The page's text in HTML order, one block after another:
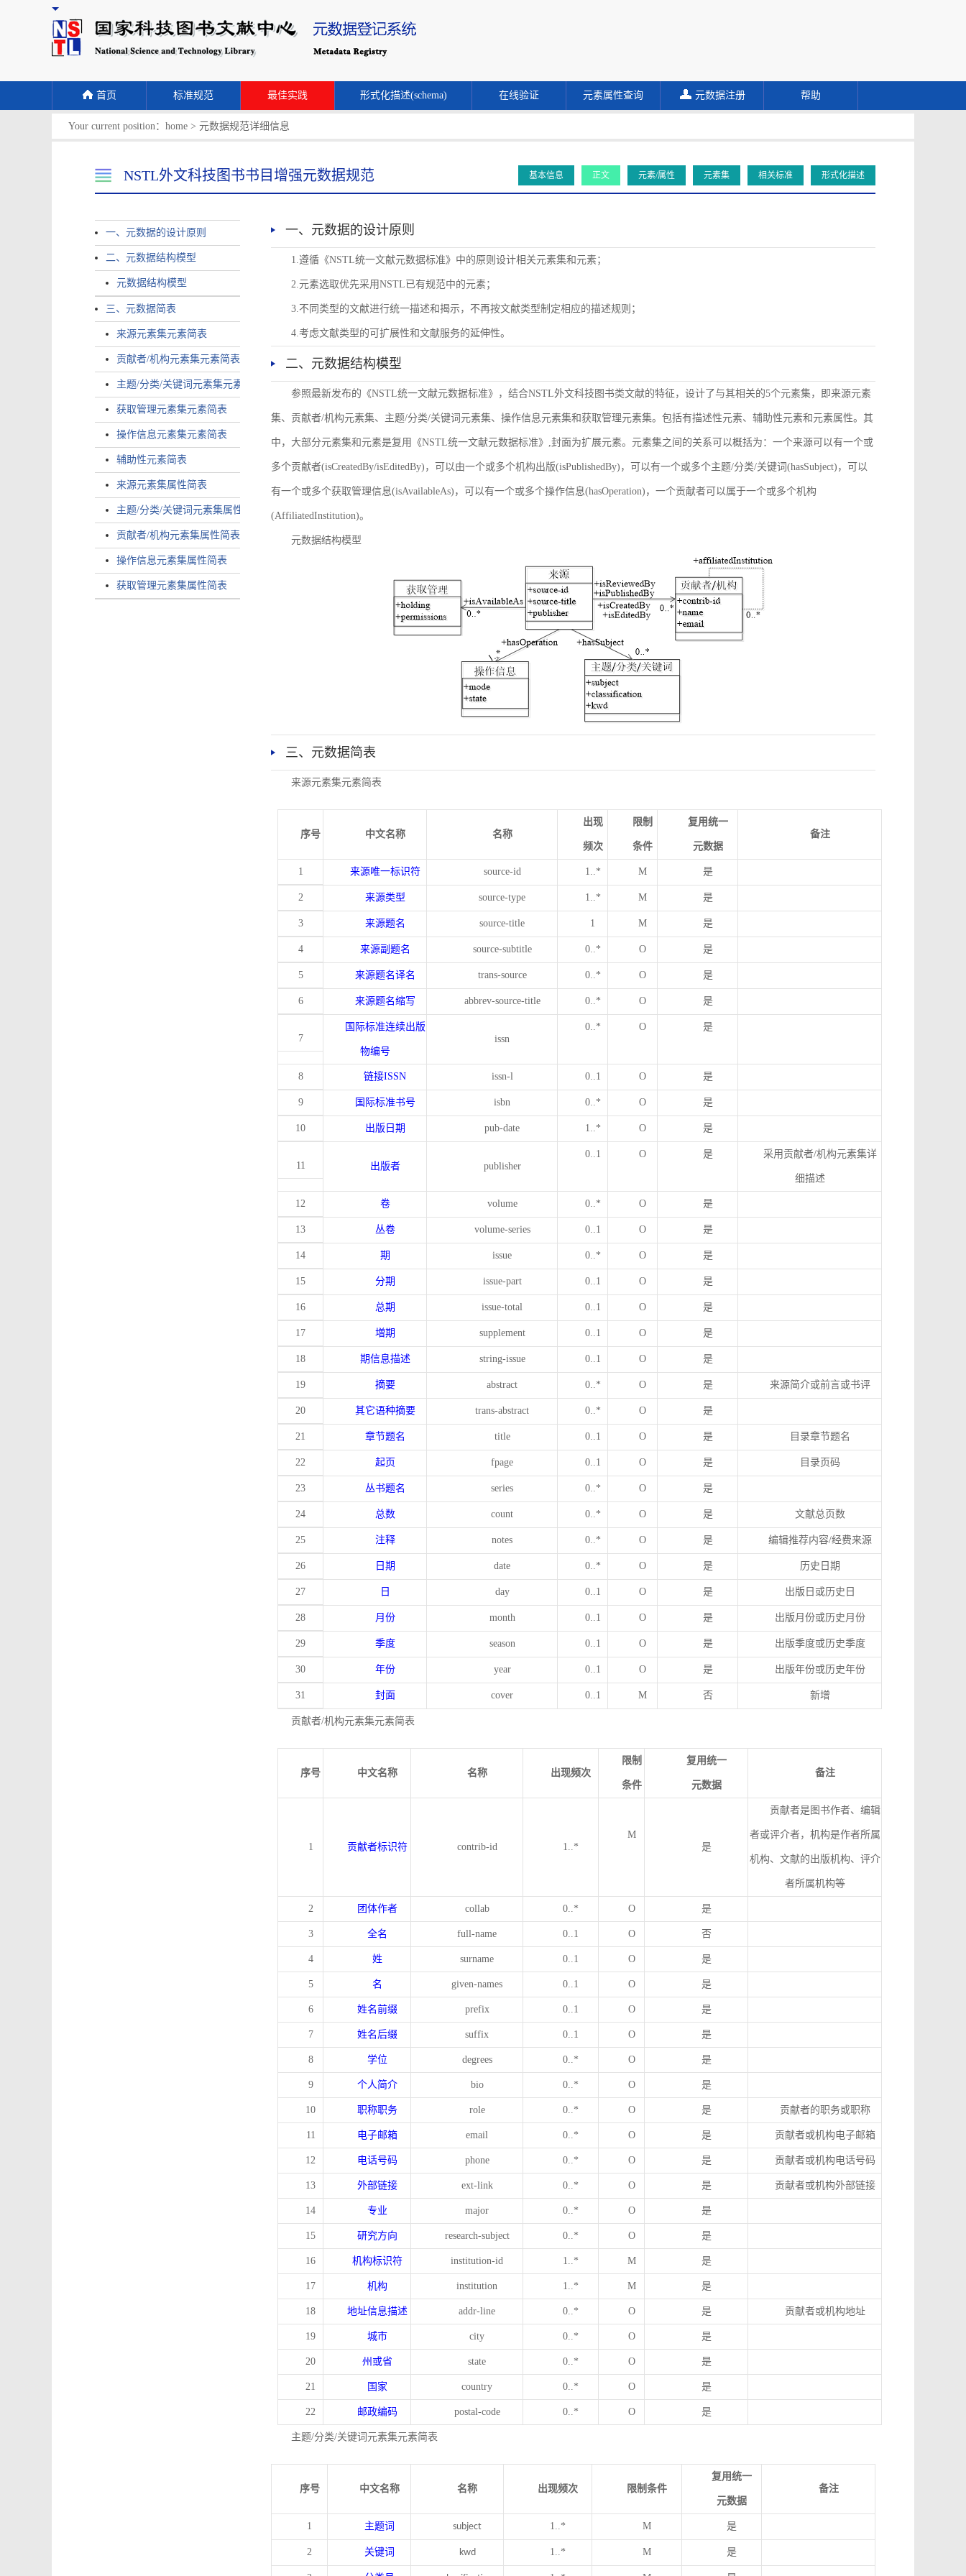
首页 标准规范 最佳实践 形式化描述(schema) 在线验证 元素属性查询 元数据注册 帮助
Your current position： home > 元数据规范详细信息
NSTL外文科技图书书目增强元数据规范 基本信息 正文 元素/属性 元素集 相关标准 形式化描述
一、元数据的设计原则
二、元数据结构模型
元数据结构模型
三、元数据简表
来源元素集元素简表
贡献者/机构元素集元素简表
主题/分类/关键词元素集元素简表
获取管理元素集元素简表
操作信息元素集元素简表
辅助性元素简表
来源元素集属性简表
主题/分类/关键词元素集属性简表
贡献者/机构元素集属性简表
操作信息元素集属性简表
获取管理元素集属性简表
一、元数据的设计原则
1.遵循《NSTL统一文献元数据标准》中的原则设计相关元素集和元素；
2.元素选取优先采用NSTL已有规范中的元素；
3.不同类型的文献进行统一描述和揭示，不再按文献类型制定相应的描述规则；
4.考虑文献类型的可扩展性和文献服务的延伸性。
二、元数据结构模型
参照最新发布的《NSTL统一文献元数据标准》，结合NSTL外文科技图书类文献的特征，设计了与其相关的5个元素集，即来源元素
集、贡献者/机构元素集、主题/分类/关键词元素集、操作信息元素集和获取管理元素集。包括有描述性元素、辅助性元素和元素属性。其
中，大部分元素集和元素是复用《NSTL统一文献元数据标准》,封面为扩展元素。元素集之间的关系可以概括为：一个来源可以有一个或
多个贡献者(isCreatedBy/isEditedBy)，可以由一个或多个机构出版(isPublishedBy)，可以有一个或多个主题/分类/关键词(hasSubject)，可以
有一个或多个获取管理信息(isAvailableAs)，可以有一个或多个操作信息(hasOperation)，一个贡献者可以属于一个或多个机构
(AffiliatedInstitution)。
元数据结构模型
三、元数据简表
来源元素集元素简表
序号 中文名称 名称
出现
频次
限制
条件
复用统一
元数据
备注
1 来源唯一标识符 source-id 1..* M 是
2 来源类型 source-type 1..* M 是
3 来源题名 source-title 1 M 是
4 来源副题名 source-subtitle 0..* O 是
5 来源题名译名 trans-source 0..* O 是
6 来源题名缩写 abbrev-source-title 0..* O 是
7
国际标准连续出版
物编号
issn
0..* O 是
8 链接ISSN issn-l 0..1 O 是
9 国际标准书号 isbn 0..* O 是
10 出版日期 pub-date 1..* O 是
11 出版者 publisher
0..1 O 是 采用贡献者/机构元素集详
细描述
12 卷 volume 0..* O 是
13 丛卷 volume-series 0..1 O 是
14 期 issue 0..* O 是
15 分期 issue-part 0..1 O 是
16 总期 issue-total 0..1 O 是
17 増期 supplement 0..1 O 是
18 期信息描述 string-issue 0..1 O 是
19 摘要 abstract 0..* O 是 来源简介或前言或书评
20 其它语种摘要 trans-abstract 0..* O 是
21 章节题名 title 0..1 O 是 目录章节题名
22 起页 fpage 0..1 O 是 目录页码
23 丛书题名 series 0..* O 是
24 总数 count 0..* O 是 文献总页数
25 注释 notes 0..* O 是 编辑推荐内容/经费来源
26 日期 date 0..* O 是 历史日期
27 日 day 0..1 O 是 出版日或历史日
28 月份 month 0..1 O 是 出版月份或历史月份
29 季度 season 0..1 O 是 出版季度或历史季度
30 年份 year 0..1 O 是 出版年份或历史年份
31 封面 cover 0..1 M 否 新增
贡献者/机构元素集元素简表
序号 中文名称 名称 出现频次
限制
条件
复用统一
元数据
备注
1 贡献者标识符 contrib-id 1..*
M
是
贡献者是图书作者、编辑
者或评介者，机构是作者所属
机构、文献的出版机构、评介
者所属机构等
2 团体作者 collab 0..* O 是
3 全名 full-name 0..1 O 否
4 姓 surname 0..1 O 是
5 名 given-names 0..1 O 是
6 姓名前缀 prefix 0..1 O 是
7 姓名后缀 suffix 0..1 O 是
8 学位 degrees 0..* O 是
9 个人简介 bio 0..* O 是
10 职称职务 role 0..* O 是 贡献者的职务或职称
11 电子邮箱 email 0..* O 是 贡献者或机构电子邮箱
12 电话号码 phone 0..* O 是 贡献者或机构电话号码
13 外部链接 ext-link 0..* O 是 贡献者或机构外部链接
14 专业 major 0..* O 是
15 研究方向 research-subject 0..* O 是
16 机构标识符 institution-id 1..* M 是
17 机构 institution 1..* M 是
18 地址信息描述 addr-line 0..* O 是 贡献者或机构地址
19 城市 city 0..* O 是
20 州或省 state 0..* O 是
21 国家 country 0..* O 是
22 邮政编码 postal-code 0..* O 是
主题/分类/关键词元素集元素简表
序号 中文名称 名称 出现频次 限制条件
复用统一
元数据
备注
1 主题词 subject 1..* M 是
2 关键词 kwd 1..* M 是